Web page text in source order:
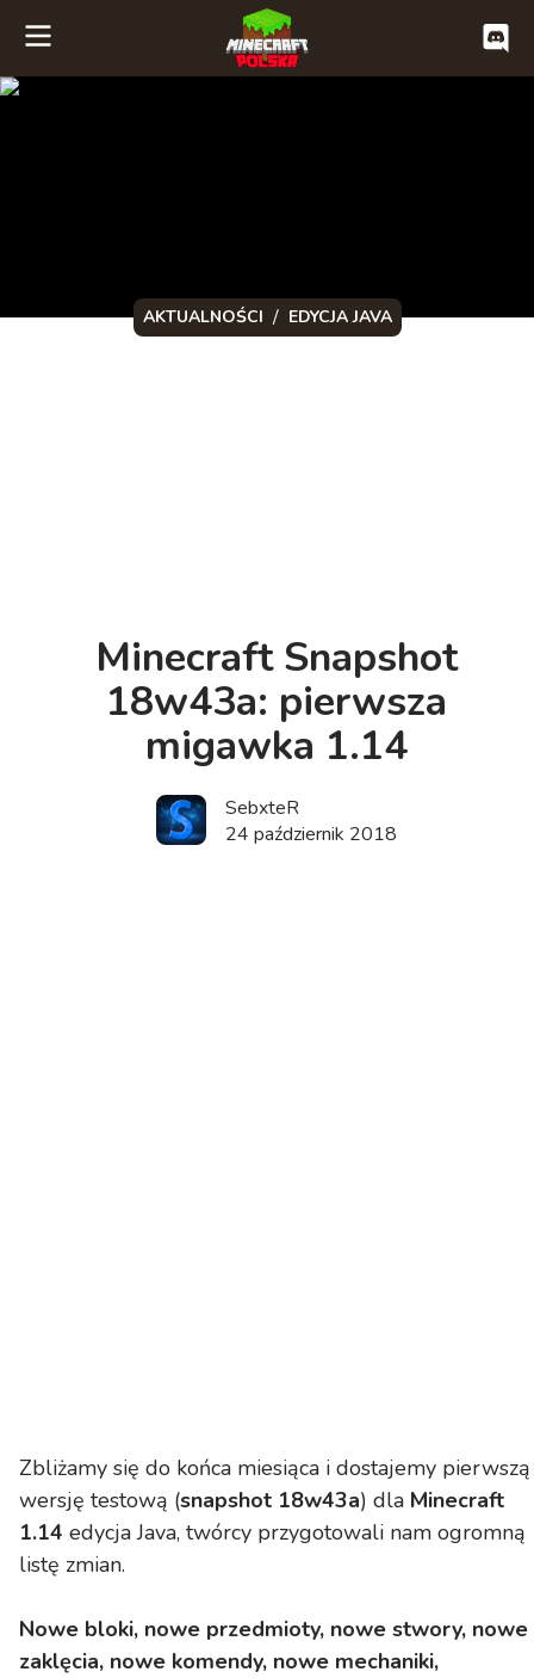
AKTUALNOŚCI / EDYCJA JAVA
Minecraft Snapshot
18w43a: pierwsza
migawka 1.14
SebxteR
24 październik 2018
Zbliżamy się do końca miesiąca i dostajemy pierwszą
wersję testową (snapshot 18w43a) dla Minecraft
1.14 edycja Java, twórcy przygotowali nam ogromną
listę zmian.
Nowe bloki, nowe przedmioty, nowe stwory, nowe
zaklęcia, nowe komendy, nowe mechaniki,